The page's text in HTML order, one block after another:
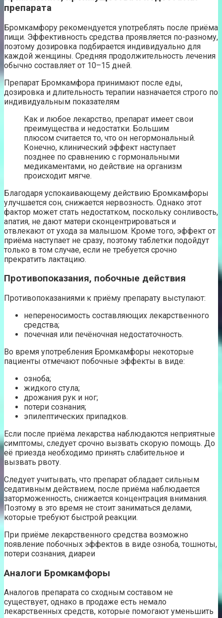
препарата
Бромкамфору рекомендуется употреблять после приёма
пищи. Эффективность средства проявляется по-разному,
поэтому дозировка подбирается индивидуально для
каждой женщины. Средняя продолжительность лечения
обычно составляет от 10–15 дней.
Препарат Бромкамфора принимают после еды,
дозировка и длительность терапии назначается строго по
индивидуальным показателям
Как и любое лекарство, препарат имеет свои
преимущества и недостатки. Большим
плюсом считается то, что он негормональный.
Конечно, клинический эффект наступает
позднее по сравнению с гормональными
медикаментами, но действие на организм
происходит мягче.
Благодаря успокаивающему действию Бромкамфоры
улучшается сон, снижается нервозность. Однако этот
фактор может стать недостатком, поскольку сонливость,
апатия, не дают матери сконцентрироваться и
отвлекают от ухода за малышом. Кроме того, эффект от
приёма наступает не сразу, поэтому таблетки подойдут
только в том случае, если не требуется срочно
прекратить лактацию.
Противопоказания, побочные действия
Противопоказаниями к приёму препарату выступают:
непереносимость составляющих лекарственного
средства;
почечная или печёночная недостаточность.
Во время употребления Бромкамфоры некоторые
пациенты отмечают побочные эффекты в виде:
озноба;
жидкого стула;
дрожания рук и ног;
потери сознания;
эпилептических припадков.
Если после приёма лекарства наблюдаются неприятные
симптомы, следует срочно вызвать скорую помощь. До
её приезда необходимо принять слабительное и
вызвать рвоту.
Следует учитывать, что препарат обладает сильным
седативным действием, после приёма наблюдается
заторможенность, снижается концентрация внимания.
Поэтому в это время не стоит заниматься делами,
которые требуют быстрой реакции.
При приёме лекарственного средства возможно
появление побочных эффектов в виде озноба, тошноты,
потери сознания, диареи
Аналоги Бромкамфоры
Аналогов препарата со сходным составом не
существует, однако в продаже есть немало
лекарственных средств, которые помогают уменьшить